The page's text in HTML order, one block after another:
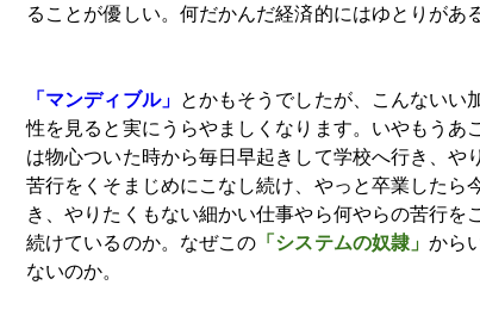
ることが優しい。何だかんだ経済的にはゆとりがあ
「マンディブル」 とかもそうでしたが、こんないい
性を見ると実にうらやましくなります。いやもうあ
は物心ついた時から毎日早起きして学校へ行き、や
苦行をくそまじめにこなし続け、やっと卒業したら
き、やりたくもない細かい仕事やら何やらの苦行を
続けているのか。なぜこの 「システムの奴隷」から
ないのか。